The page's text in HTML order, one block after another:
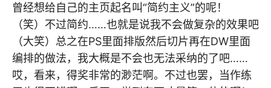
曾经想给自己的主页起名叫“简约主义”的呢！
（笑）不过简约……也就是说我不会做复杂的效果吧
（大笑）总之在PS里面排版然后切片再在DW里面
编排的做法，我大概是不会也无法采纳的了吧……
哎，看来，得奖非常的渺茫啊。不过也罢，当作练